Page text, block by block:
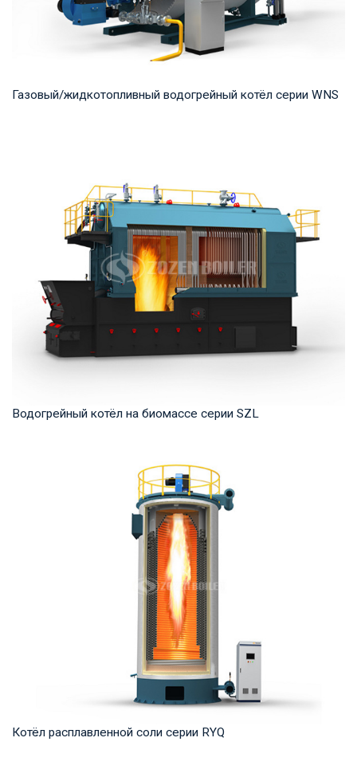
Газовый/жидкотопливный водогрейный котёл серии WNS
Водогрейный котёл на биомассе серии SZL
мощность продукта: 2,8-29 МВт Температура...
Котёл расплавленной соли серии RYQ